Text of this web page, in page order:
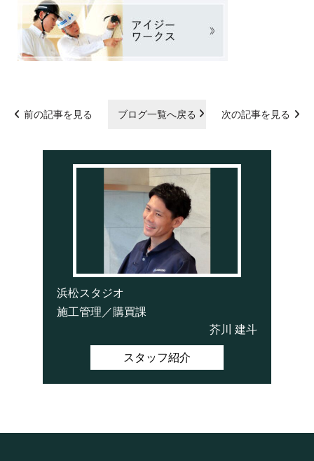
前の記事を見る ブログ一覧へ戻る 次の記事を見る
浜松スタジオ
施工管理／購買課
芥川 建斗
スタッフ紹介